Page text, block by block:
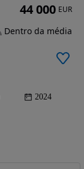
2024
44 000 EUR
Dentro da média